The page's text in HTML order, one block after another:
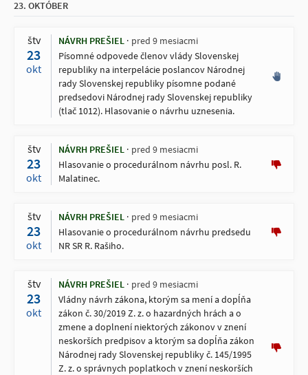
23. OKTÓBER
štv
23
okt
NÁVRH PREŠIEL
pred 9 mesiacmi
Písomné odpovede členov vlády Slovenskej
republiky na interpelácie poslancov Národnej
rady Slovenskej republiky písomne podané
predsedovi Národnej rady Slovenskej republiky
(tlač 1012). Hlasovanie o návrhu uznesenia.
štv
23
okt
NÁVRH PREŠIEL
pred 9 mesiacmi
Hlasovanie o procedurálnom návrhu posl. R.
Malatinec.
štv
23
okt
NÁVRH PREŠIEL
pred 9 mesiacmi
Hlasovanie o procedurálnom návrhu predsedu
NR SR R. Rašiho.
štv
23
okt
NÁVRH PREŠIEL
pred 9 mesiacmi
Vládny návrh zákona, ktorým sa mení a dopĺňa
zákon č. 30/2019 Z. z. o hazardných hrách a o
zmene a doplnení niektorých zákonov v znení
neskorších predpisov a ktorým sa dopĺňa zákon
Národnej rady Slovenskej republiky č. 145/1995
Z. z. o správnych poplatkoch v znení neskorších